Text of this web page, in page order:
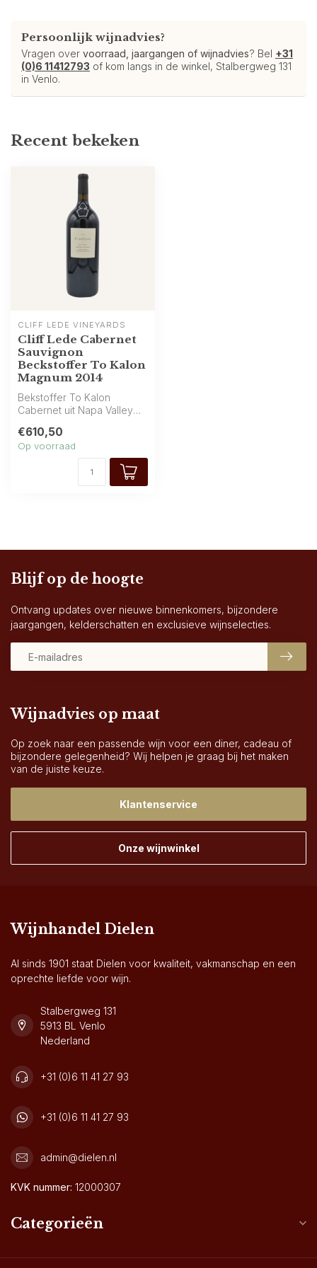
Persoonlijk wijnadvies?
Vragen over voorraad, jaargangen of wijnadvies? Bel +31
(0)6 11412793 of kom langs in de winkel, Stalbergweg 131
in Venlo.
Recent bekeken
CLIFF LEDE VINEYARDS
Cliff Lede Cabernet
Sauvignon
Beckstoffer To Kalon
Magnum 2014
Bekstoffer To Kalon
Cabernet uit Napa Valley
Rijpe arom...
€610,50
Op voorraad
Wijnadvies op maat
Op zoek naar een passende wijn voor een diner, cadeau of
bijzondere gelegenheid? Wij helpen je graag bij het maken
van de juiste keuze.
Klantenservice
Onze wijnwinkel
Blijf op de hoogte
Ontvang updates over nieuwe binnenkomers, bijzondere
jaargangen, kelderschatten en exclusieve wijnselecties.
Wijnhandel Dielen
Al sinds 1901 staat Dielen voor kwaliteit, vakmanschap en een
oprechte liefde voor wijn.
Stalbergweg 131
5913 BL Venlo
Nederland
+31 (0)6 11 41 27 93
+31 (0)6 11 41 27 93
admin@dielen.nl
KVK nummer: 12000307
Categorieën